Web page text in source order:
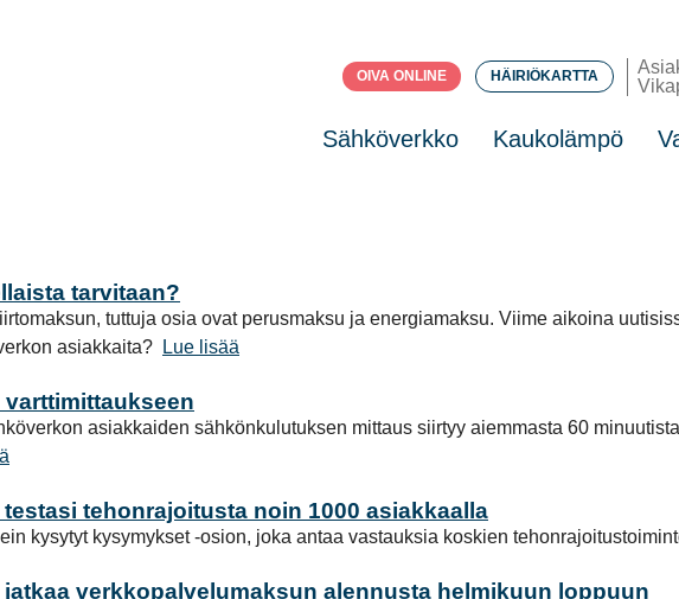
OIVA ONLINE HÄIRIÖKARTTA
Sähköverkko Kaukolämpö
tarvitaan?
tuttuja osia ovat perusmaksu ja energiamaksu. Viime aikoina
asiakkaita?
Lue lisää
asiakkaiden sähkönkulutuksen mittaus siirtyy aiemmasta 60
tehonrajoitusta noin 1000 asiakkaalla
kysytyt kysymykset -osion, joka antaa vastauksia koskien
verkkopalvelumaksun alennusta helmikuun loppuun